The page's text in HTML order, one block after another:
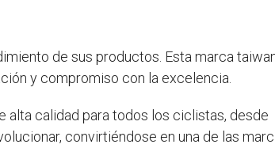
de sus productos. Esta marca
y compromiso con la excelencia.
alta calidad para todos los ciclistas, desde
convirtiéndose en una de las